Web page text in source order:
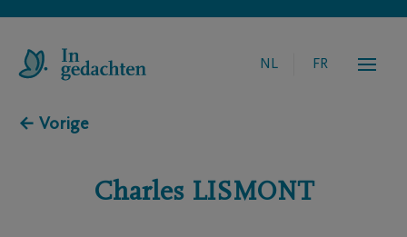
NL FR
← Vorige
Charles LISMONT